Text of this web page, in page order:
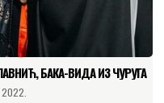
БАКА-ВИДА ИЗ ЧУРУГА